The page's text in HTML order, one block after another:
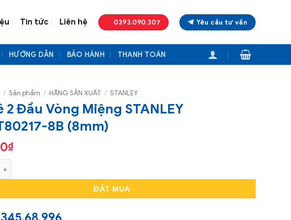
Tin tức Liên hệ 0393.090.307 Yêu cầu tư vấn
HƯỚNG DẪN BẢO HÀNH THANH TOÁN
/ Sản phẩm / HÃNG SẢN XUẤT / STANLEY
2 Đầu Vòng Miệng STANLEY
8B (8mm)
₫
Vòng Miệng STANLEY STMT80217-8B (8mm) số lượng
ĐẶT MUA